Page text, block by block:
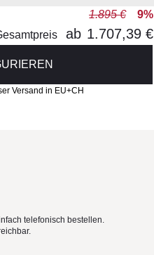
1.895 €
9%
ab 1.707,39 €
Versand in EU+CH
telefonisch bestellen.